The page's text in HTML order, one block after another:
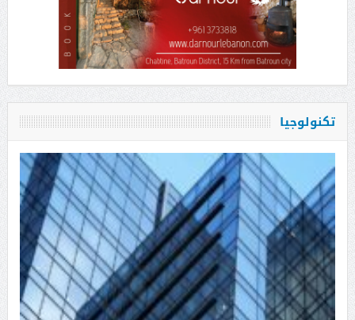
تكنولوجيا